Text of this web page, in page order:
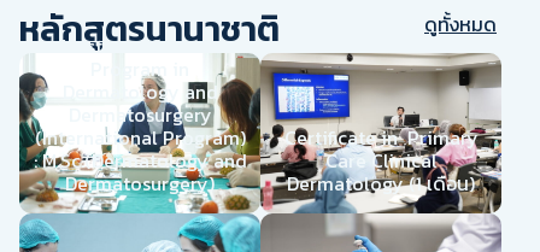
หลักสูตรนานาชาติ ดูทั้งหมด
Master of Science
Program in
Dermatology and
Dermatosurgery
(International Program)
: M.Sc.(Dermatology and
Dermatosurgery)
Certificate in Primary
Care Clinical
Dermatology (1 เดือน)